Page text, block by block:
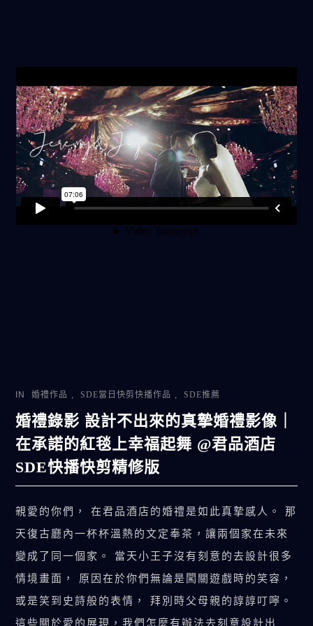
IN 婚禮作品 , SDE當日快剪快播作品 , SDE推薦
婚禮錄影 設計不出來的真摯婚禮影像｜
在承諾的紅毯上幸福起舞 @君品酒店
SDE快播快剪精修版
親愛的你們， 在君品酒店的婚禮是如此真摯感人。 那
天復古廳內一杯杯溫熱的文定奉茶，讓兩個家在未來
變成了同一個家。 當天小王子沒有刻意的去設計很多
情境畫面， 原因在於你們無論是闖關遊戲時的笑容，
或是笑到史詩般的表情， 拜別時父母親的諄諄叮嚀。
這些關於愛的展現，我們怎麼有辦法去刻意設計出